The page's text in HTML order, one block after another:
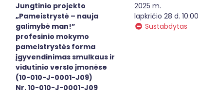
Jungtinio projekto
„Pameistrystė – nauja
galimybė man!”
profesinio mokymo
pameistrystės forma
įgyvendinimas smulkaus ir
vidutinio verslo įmonėse
(10-010-J-0001-J09)
Nr. 10-010-J-0001-J09
2025 m.
lapkričio 28 d. 10:00
Sustabdytas